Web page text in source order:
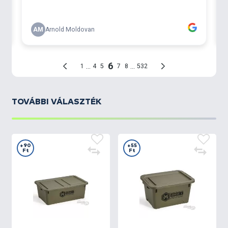
TOVÁBBI VÁLASZTÉK
+90
Ft
+55
Ft